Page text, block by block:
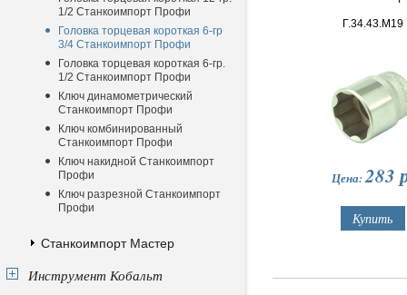
1/2 Станкоимпорт Профи
Головка торцевая короткая 6-гр
3/4 Станкоимпорт Профи
Головка торцевая короткая 6-гр.
1/2 Станкоимпорт Профи
Ключ динамометрический
Станкоимпорт Профи
Ключ комбинированный
Станкоимпорт Профи
Ключ накидной Станкоимпорт
Профи
Ключ разрезной Станкоимпорт
Профи
Станкоимпорт Мастер
Инструмент Кобальт
Г.34.43.М19
Цена:283